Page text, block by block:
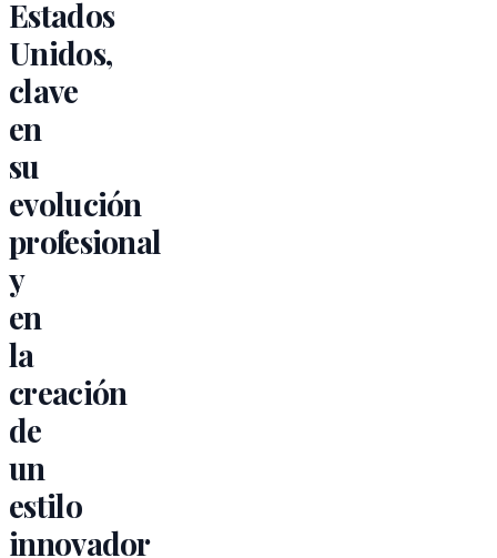
Estados
Unidos,
clave
en
su
evolución
profesional
y
en
la
creación
de
un
estilo
innovador